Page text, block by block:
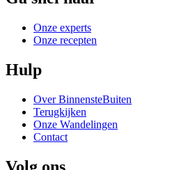
Onze experts
Onze recepten
Hulp
Over BinnensteBuiten
Terugkijken
Onze Wandelingen
Contact
Volg ons